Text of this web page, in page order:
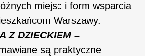
miejsc i form wsparcia
Warszawy.
Z DZIECKIEM –
są praktyczne